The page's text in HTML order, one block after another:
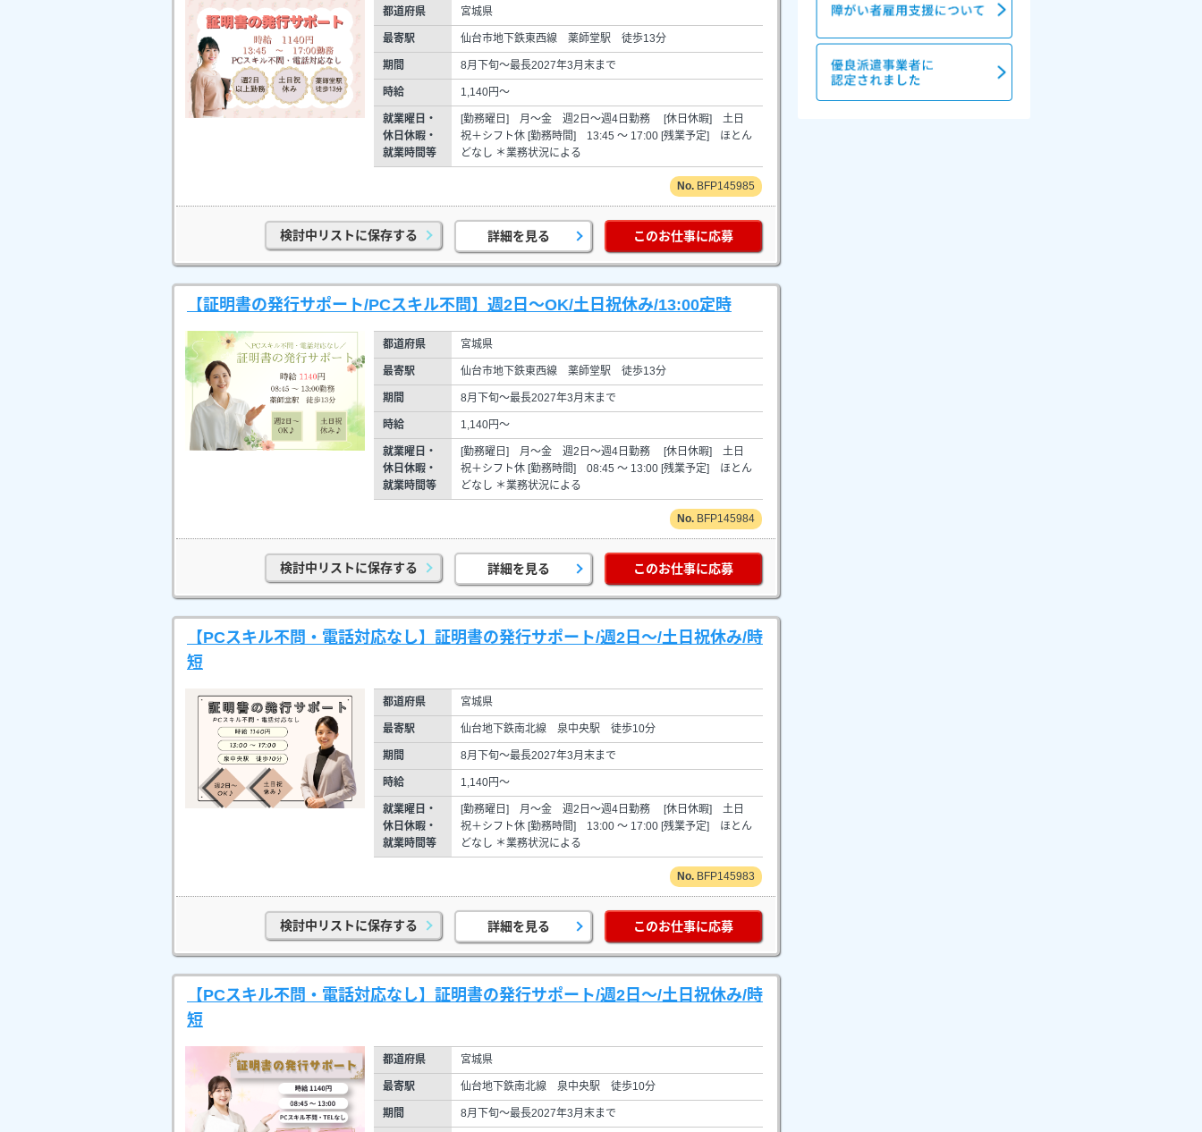
都道府県 宮城県
最寄駅 仙台市地下鉄東西線 薬師堂駅 徒歩13分
期間 8月下旬～最長2027年3月末まで
時給 1,140円～
就業曜日・
休日休暇・
就業時間等
[勤務曜日] 月～金 週2日～週4日勤務 [休日休暇] 土日
祝＋シフト休 [勤務時間] 13:45 ～ 17:00 [残業予定] ほとん
どなし ＊業務状況による
BFP145985
検討中リストに保存する 詳細を見る このお仕事に応募
【証明書の発行サポート/PCスキル不問】週2日～OK/土日祝休み/13:00定時
都道府県 宮城県
最寄駅 仙台市地下鉄東西線 薬師堂駅 徒歩13分
期間 8月下旬～最長2027年3月末まで
時給 1,140円～
就業曜日・
休日休暇・
就業時間等
[勤務曜日] 月～金 週2日～週4日勤務 [休日休暇] 土日
祝＋シフト休 [勤務時間] 08:45 ～ 13:00 [残業予定] ほとん
どなし ＊業務状況による
BFP145984
検討中リストに保存する 詳細を見る このお仕事に応募
【PCスキル不問・電話対応なし】証明書の発行サポート/週2日～/土日祝休み/時
短
都道府県 宮城県
最寄駅 仙台地下鉄南北線 泉中央駅 徒歩10分
期間 8月下旬～最長2027年3月末まで
時給 1,140円～
就業曜日・
休日休暇・
就業時間等
[勤務曜日] 月～金 週2日～週4日勤務 [休日休暇] 土日
祝＋シフト休 [勤務時間] 13:00 ～ 17:00 [残業予定] ほとん
どなし ＊業務状況による
BFP145983
検討中リストに保存する 詳細を見る このお仕事に応募
【PCスキル不問・電話対応なし】証明書の発行サポート/週2日～/土日祝休み/時
短
都道府県 宮城県
最寄駅 仙台地下鉄南北線 泉中央駅 徒歩10分
期間 8月下旬～最長2027年3月末まで